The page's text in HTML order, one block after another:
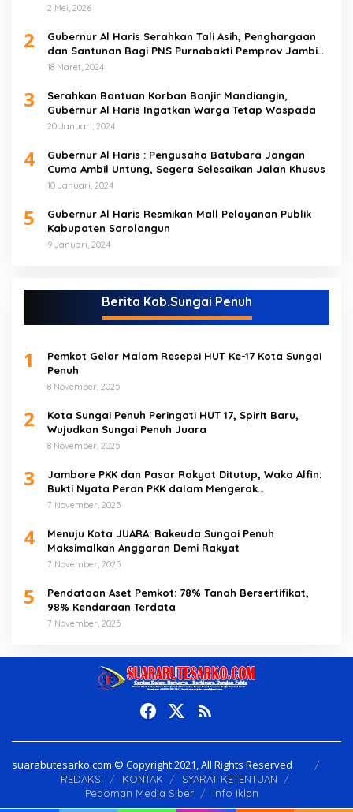
2 Mei, 2026
2
Gubernur Al Haris Serahkan Tali Asih, Penghargaan
dan Santunan Bagi PNS Purnabakti Pemprov Jambi
Yang Berada di Sarolangun
18 Maret, 2024
3
Serahkan Bantuan Korban Banjir Mandiangin,
Gubernur Al Haris Ingatkan Warga Tetap Waspada
20 Januari, 2024
4
Gubernur Al Haris : Pengusaha Batubara Jangan
Cuma Ambil Untung, Segera Selesaikan Jalan Khusus
10 Januari, 2024
5
Gubernur Al Haris Resmikan Mall Pelayanan Publik
Kabupaten Sarolangun
9 Januari, 2024
Berita Kab.Sungai Penuh
1
Pemkot Gelar Malam Resepsi HUT Ke-17 Kota Sungai
Penuh
8 November, 2025
2
Kota Sungai Penuh Peringati HUT 17, Spirit Baru,
Wujudkan Sungai Penuh Juara
8 November, 2025
3
Jambore PKK dan Pasar Rakyat Ditutup, Wako Alfin:
Bukti Nyata Peran PKK dalam Mengerak
Perekonomian Masyarakat
7 November, 2025
4
Menuju Kota JUARA: Bakeuda Sungai Penuh
Maksimalkan Anggaran Demi Rakyat
7 November, 2025
5
Pendataan Aset Pemkot: 78% Tanah Bersertifikat,
98% Kendaraan Terdata
7 November, 2025
suarabutesarko.com © Copyright 2021, All Rights Reserved
REDAKSI KONTAK
SYARAT KETENTUAN
Pedoman Media Siber
Info Iklan